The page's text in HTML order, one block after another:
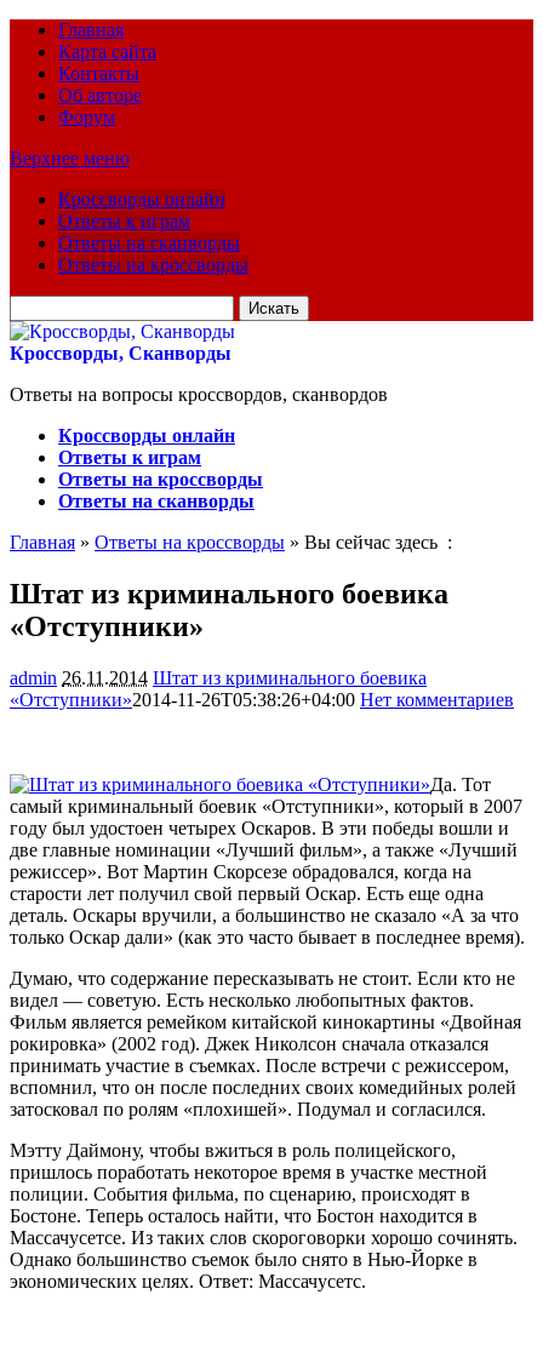
Главная
Карта сайта
Контакты
Об авторе
Форум
Верхнее меню
Кроссворды онлайн
Ответы к играм
Ответы на сканворды
Ответы на кроссворды
для:
Кроссворды, Сканворды
Ответы на вопросы кроссвордов, сканвордов
Кроссворды онлайн
Ответы к играм
Ответы на кроссворды
Ответы на сканворды
Главная » Ответы на кроссворды » Вы сейчас здесь :
Штат из криминального боевика
«Отступники»
admin 26.11.2014 Штат из криминального боевика
«Отступники»2014-11-26T05:38:26+04:00 Нет комментариев
Да. Тот
самый криминальный боевик «Отступники», который в 2007
году был удостоен четырех Оскаров. В эти победы вошли и
две главные номинации «Лучший фильм», а также «Лучший
режиссер». Вот Мартин Скорсезе обрадовался, когда на
старости лет получил свой первый Оскар. Есть еще одна
деталь. Оскары вручили, а большинство не сказало «А за что
только Оскар дали» (как это часто бывает в последнее время).
Думаю, что содержание пересказывать не стоит. Если кто не
видел — советую. Есть несколько любопытных фактов.
Фильм является ремейком китайской кинокартины «Двойная
рокировка» (2002 год). Джек Николсон сначала отказался
принимать участие в съемках. После встречи с режиссером,
вспомнил, что он после последних своих комедийных ролей
затосковал по ролям «плохишей». Подумал и согласился.
Мэтту Даймону, чтобы вжиться в роль полицейского,
пришлось поработать некоторое время в участке местной
полиции. События фильма, по сценарию, происходят в
Бостоне. Теперь осталось найти, что Бостон находится в
Массачусетсе. Из таких слов скороговорки хорошо сочинять.
Однако большинство съемок было снято в Нью-Йорке в
экономических целях. Ответ: Массачусетс.